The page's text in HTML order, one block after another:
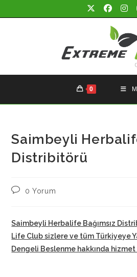
to
0
Saimbeyli
Distribitörü
Post0 Yorum
Saimbeyli Herbalife Bağımsız
Life Club sizlere ve tüm Türkiyeye
Dengeli Beslenme hakkında hizmet